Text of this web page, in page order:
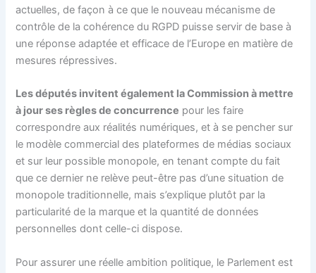
actuelles, de façon à ce que le nouveau mécanisme de
contrôle de la cohérence du RGPD puisse servir de base à
une réponse adaptée et efficace de l’Europe en matière de
mesures répressives.
Les députés invitent également la Commission à mettre
à jour ses règles de concurrence pour les faire
correspondre aux réalités numériques, et à se pencher sur
le modèle commercial des plateformes de médias sociaux
et sur leur possible monopole, en tenant compte du fait
que ce dernier ne relève peut-être pas d’une situation de
monopole traditionnelle, mais s’explique plutôt par la
particularité de la marque et la quantité de données
personnelles dont celle-ci dispose.
Pour assurer une réelle ambition politique, le Parlement est